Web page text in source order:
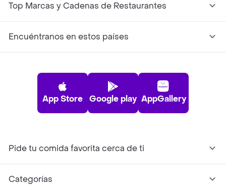
Top Marcas y Cadenas de Restaurantes
Encuéntranos en estos países
App Store Google play AppGallery
Pide tu comida favorita cerca de ti
Categorías